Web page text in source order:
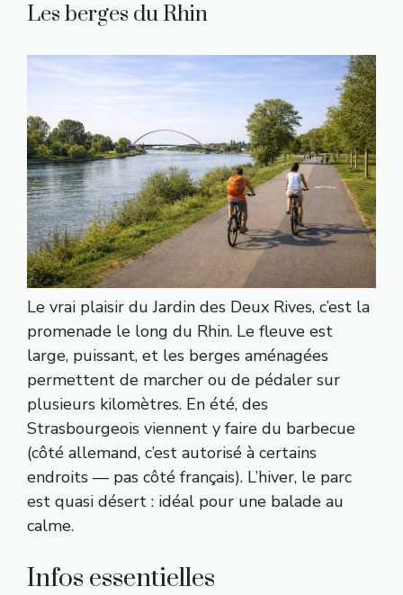
Les berges du Rhin
Le vrai plaisir du Jardin des Deux Rives, c’est la
promenade le long du Rhin. Le fleuve est
large, puissant, et les berges aménagées
permettent de marcher ou de pédaler sur
plusieurs kilomètres. En été, des
Strasbourgeois viennent y faire du barbecue
(côté allemand, c’est autorisé à certains
endroits — pas côté français). L’hiver, le parc
est quasi désert : idéal pour une balade au
calme.
Infos essentielles